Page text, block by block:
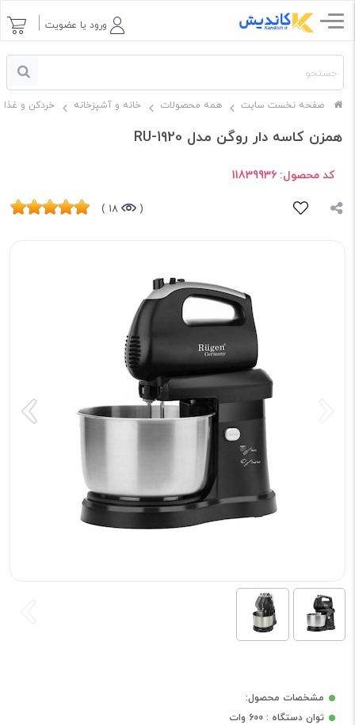
ورود یا عضویت
صفحه نخست سایت همه محصولات خانه و آشپزخانه خردکن و
همزن کاسه دار روگن مدل RU-1920
کد محصول: 11839936
(
18 )
مشخصات محصول:
توان دستگاه : 600 وات